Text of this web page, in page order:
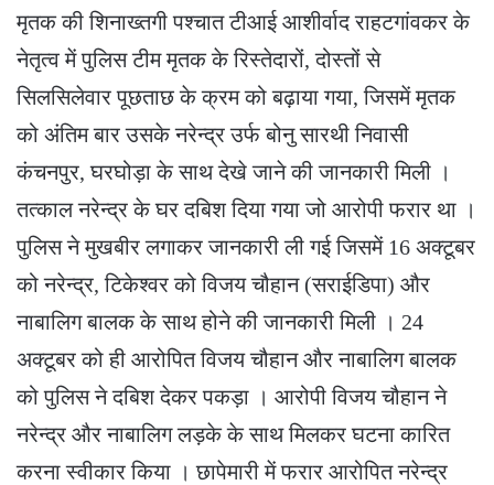
मृतक की शिनाख्तगी पश्चात टीआई आशीर्वाद राहटगांवकर के
नेतृत्व में पुलिस टीम मृतक के रिस्तेदारों, दोस्तों से
सिलसिलेवार पूछताछ के क्रम को बढ़ाया गया, जिसमें मृतक
को अंतिम बार उसके नरेन्द्र उर्फ बोनु सारथी निवासी
कंचनपुर, घरघोड़ा के साथ देखे जाने की जानकारी मिली ।
तत्काल नरेन्द्र के घर दबिश दिया गया जो आरोपी फरार था ।
पुलिस ने मुखबीर लगाकर जानकारी ली गई जिसमें 16 अक्टूबर
को नरेन्द्र, टिकेश्वर को विजय चौहान (सराईडिपा) और
नाबालिग बालक के साथ होने की जानकारी मिली । 24
अक्टूबर को ही आरोपित विजय चौहान और नाबालिग बालक
को पुलिस ने दबिश देकर पकड़ा । आरोपी विजय चौहान ने
नरेन्द्र और नाबालिग लड़के के साथ मिलकर घटना कारित
करना स्वीकार किया । छापेमारी में फरार आरोपित नरेन्द्र